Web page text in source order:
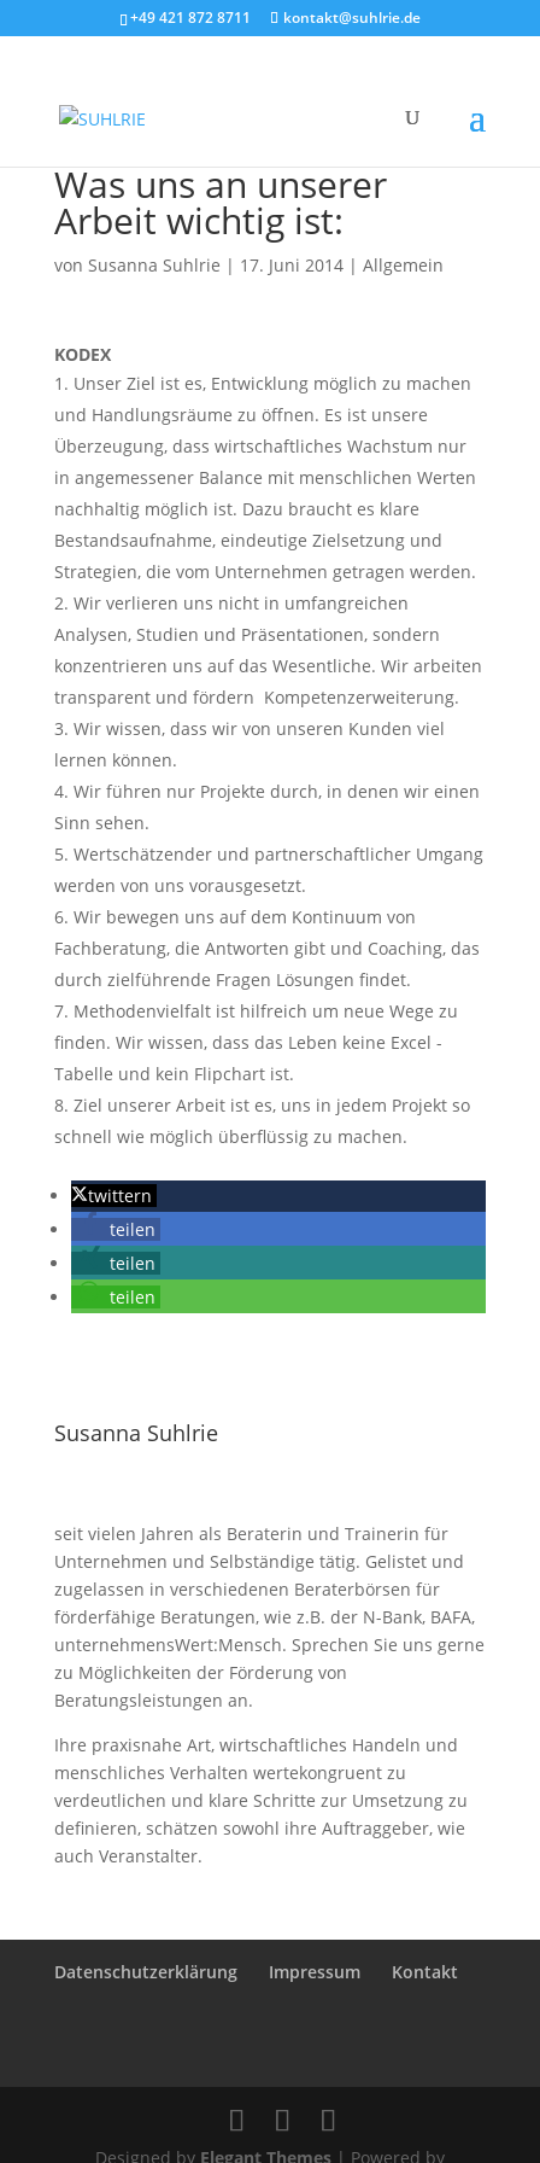
+49 421 872 8711 kontakt@suhlrie.de
Was uns an unserer
Arbeit wichtig ist:
von Susanna Suhlrie | 17. Juni 2014| Allgemein
KODEX
Unser Ziel ist es, Entwicklung möglich zu machen
und Handlungsräume zu öffnen. Es ist unsere
Überzeugung, dass wirtschaftliches Wachstum nur
in angemessener Balance mit menschlichen Werten
nachhaltig möglich ist. Dazu braucht es klare
Bestandsaufnahme, eindeutige Zielsetzung und
Strategien, die vom Unternehmen getragen werden.
Wir verlieren uns nicht in umfangreichen
Analysen, Studien und Präsentationen, sondern
konzentrieren uns auf das Wesentliche. Wir arbeiten
transparent und fördern Kompetenzerweiterung.
Wir wissen, dass wir von unseren Kunden viel
lernen können.
Wir führen nur Projekte durch, in denen wir einen
Sinn sehen.
Wertschätzender und partnerschaftlicher Umgang
werden von uns vorausgesetzt.
Wir bewegen uns auf dem Kontinuum von
Fachberatung, die Antworten gibt und Coaching, das
durch zielführende Fragen Lösungen findet.
Methodenvielfalt ist hilfreich um neue Wege zu
finden. Wir wissen, dass das Leben keine Excel -
Tabelle und kein Flipchart ist.
Ziel unserer Arbeit ist es, uns in jedem Projekt so
schnell wie möglich überflüssig zu machen.
twittern
teilen
teilen
teilen
Susanna Suhlrie
seit vielen Jahren als Beraterin und Trainerin für
Unternehmen und Selbständige tätig. Gelistet und
zugelassen in verschiedenen Beraterbörsen für
förderfähige Beratungen, wie z.B. der N-Bank, BAFA,
unternehmensWert:Mensch. Sprechen Sie uns gerne
zu Möglichkeiten der Förderung von
Beratungsleistungen an.
Ihre praxisnahe Art, wirtschaftliches Handeln und
menschliches Verhalten wertekongruent zu
verdeutlichen und klare Schritte zur Umsetzung zu
definieren, schätzen sowohl ihre Auftraggeber, wie
auch Veranstalter.
Datenschutzerklärung Impressum Kontakt
Designed by Elegant Themes| Powered by